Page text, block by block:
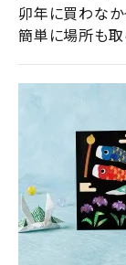
卯年に買わなか
簡単に場所も取